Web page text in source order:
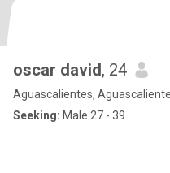
oscar david, 24
Aguascalientes,
Seeking: Male 27 - 39